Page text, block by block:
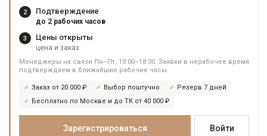
2 Подтверждение
до 2 рабочих часов
3 Цены открыты
цена и заказ
Менеджеры на связи Пн–Пт, 10:00–18:00. Заявки в нерабочее время
подтверждаем в ближайшие рабочие часы.
Заказ от 20 000 ₽ Выбор поштучно
Резерв 7 дней
Бесплатно по Москве и до ТК от 40 000 ₽
Зарегистрироваться Войти